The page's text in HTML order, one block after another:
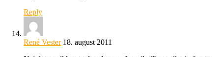
Reply
René Vester 18. august 2011